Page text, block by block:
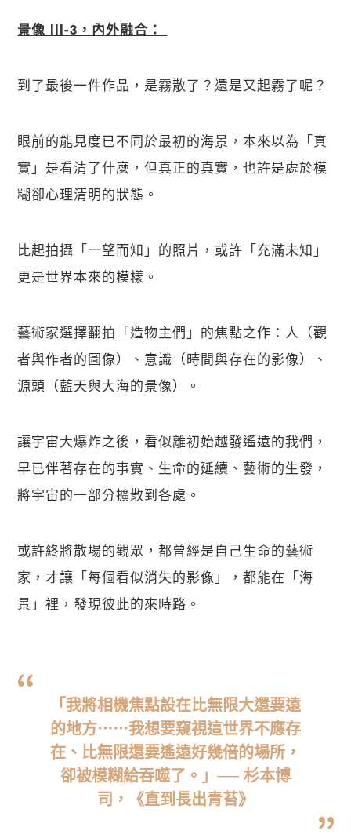
景像 III-3，內外融合：
到了最後一件作品，是霧散了？還是又起霧了呢？
眼前的能見度已不同於最初的海景，本來以為「真
實」是看清了什麼，但真正的真實，也許是處於模
糊卻心理清明的狀態。
比起拍攝「一望而知」的照片，或許「充滿未知」
更是世界本來的模樣。
藝術家選擇翻拍「造物主們」的焦點之作：人（觀
者與作者的圖像）、意識（時間與存在的影像）、
源頭（藍天與大海的景像）。
讓宇宙大爆炸之後，看似離初始越發遙遠的我們，
早已伴著存在的事實、生命的延續、藝術的生發，
將宇宙的一部分擴散到各處。
或許終將散場的觀眾，都曾經是自己生命的藝術
家，才讓「每個看似消失的影像」，都能在「海
景」裡，發現彼此的來時路。
「我將相機焦點設在比無限大還要遠
的地方⋯⋯我想要窺視這世界不應存
在、比無限還要遙遠好幾倍的場所，
卻被模糊給吞噬了。」── 杉本博
司，《直到長出青苔》